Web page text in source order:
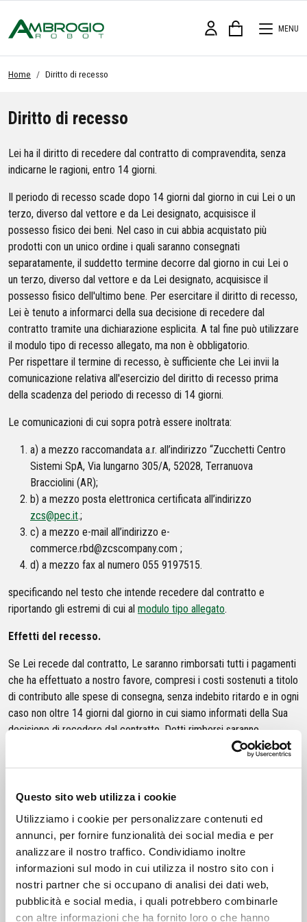
Questo sito web utilizza i cookie
Utilizziamo i cookie per personalizzare contenuti ed
annunci, per fornire funzionalità dei social media e per
analizzare il nostro traffico. Condividiamo inoltre
informazioni sul modo in cui utilizza il nostro sito con i
nostri partner che si occupano di analisi dei dati web,
pubblicità e social media, i quali potrebbero combinarle
con altre informazioni che ha fornito loro o che hanno
MENU
Home Diritto di recesso
Diritto di recesso
Lei ha il diritto di recedere dal contratto di compravendita, senza
indicarne le ragioni, entro 14 giorni.
Il periodo di recesso scade dopo 14 giorni dal giorno in cui Lei o un
terzo, diverso dal vettore e da Lei designato, acquisisce il
possesso fisico dei beni. Nel caso in cui abbia acquistato più
prodotti con un unico ordine i quali saranno consegnati
separatamente, il suddetto termine decorre dal giorno in cui Lei o
un terzo, diverso dal vettore e da Lei designato, acquisisce il
possesso fisico dell'ultimo bene. Per esercitare il diritto di recesso,
Lei è tenuto a informarci della sua decisione di recedere dal
contratto tramite una dichiarazione esplicita. A tal fine può utilizzare
il modulo tipo di recesso allegato, ma non è obbligatorio.
Per rispettare il termine di recesso, è sufficiente che Lei invii la
comunicazione relativa all'esercizio del diritto di recesso prima
della scadenza del periodo di recesso di 14 giorni.
Le comunicazioni di cui sopra potrà essere inoltrata:
a) a mezzo raccomandata a.r. all’indirizzo “Zucchetti Centro
Sistemi SpA, Via lungarno 305/A, 52028, Terranuova
Bracciolini (AR);
b) a mezzo posta elettronica certificata all’indirizzo
zcs@pec.it.;
c) a mezzo e-mail all’indirizzo e-
commerce.rbd@zcscompany.com ;
d) a mezzo fax al numero 055 9197515.
specificando nel testo che intende recedere dal contratto e
riportando gli estremi di cui al modulo tipo allegato.
Effetti del recesso.
Se Lei recede dal contratto, Le saranno rimborsati tutti i pagamenti
che ha effettuato a nostro favore, compresi i costi sostenuti a titolo
di contributo alle spese di consegna, senza indebito ritardo e in ogni
caso non oltre 14 giorni dal giorno in cui siamo informati della Sua
decisione di recedere dal contratto. Detti rimborsi saranno
effettuati utilizzando lo stesso mezzo di pagamento da Lei usato
quale conseguenza di tale rimborso.
Ove abbia ricevuto la merce, provvederemo a ritirarla mediante
corriere convenzionato e i costi della restituzione saranno a nostro
carico. Sarà contattato per definire le modalità di ritiro.
Se decide invece di servirsi di altro vettore o di un diverso mezzo
di spedizione, il costo della restituzione sarà a suo carico. In tal
caso, si prega di restituire la merce, senza indebiti ritardi e